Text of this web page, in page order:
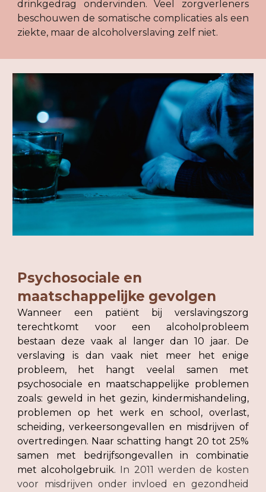
drinkgedrag ondervinden. Veel zorgverleners
beschouwen de somatische complicaties als een
ziekte, maar de alcoholverslaving zelf niet.
Psychosociale en
maatschappelijke gevolgen
Wanneer een patiënt bij verslavingszorg
terechtkomt voor een alcoholprobleem
bestaan deze vaak al langer dan 10 jaar. De
verslaving is dan vaak niet meer het enige
probleem, het hangt veelal samen met
psychosociale en maatschappelijke problemen
zoals: geweld in het gezin, kindermishandeling,
problemen op het werk en school, overlast,
scheiding, verkeersongevallen en misdrijven of
overtredingen. Naar schatting hangt 20 tot 25%
samen met bedrijfsongevallen in combinatie
met alcoholgebruik. In 2011 werden de kosten
voor misdrijven onder invloed en gezondheid